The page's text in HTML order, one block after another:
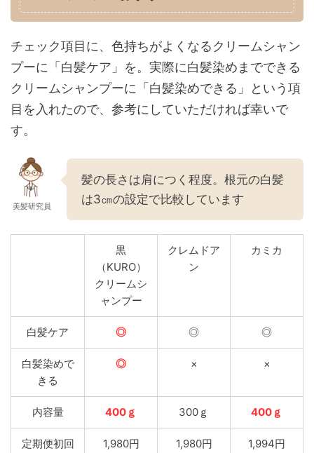
チェック項目に、色持ちがよくなるクリームシャン
プーに「白髪ケア」を。実際に白髪染めまでできる
クリームシャンプーに「白髪染めできる」という項
目を入れたので、参考にしていただければ幸いで
す。
美髪研究員
髪の長さは肩につく程度。根元の白髪
は3㎝の設定で比較しています
黒
（KURO）
クリームシ
ャンプー
クレムドア
ン
カミカ
白髪ケア ◎ ◎ ◎
白髪染めで
きる
◎ × ×
内容量 400ｇ 300ｇ 400ｇ
定期便初回
1,980円 1,980円 1,994円